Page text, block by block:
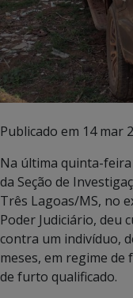
Publicado em 14 mar
Na última quinta-
da Seção de
Três Lagoas/MS, no
Poder Judiciário, deu
contra um indivíduo,
meses, em regime de
de furto qualificado.